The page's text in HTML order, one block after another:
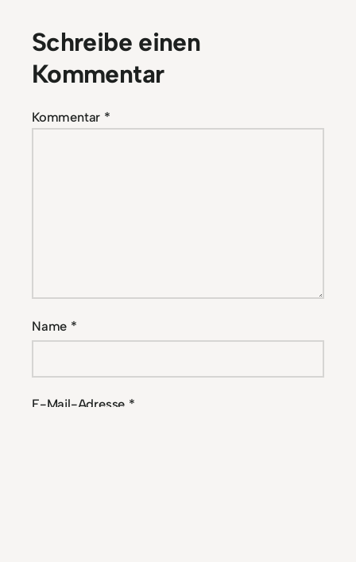
Schreibe einen
Kommentar
Kommentar *
Name *
E-Mail-Adresse *